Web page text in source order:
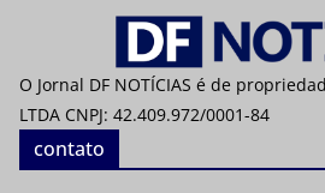
O Jornal DF NOTÍCIAS é de
LTDA CNPJ: 42.409.972/0001-84
contato